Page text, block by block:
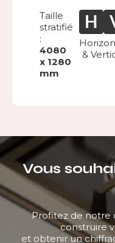
Taille
stratifié
:
4080
x 1280
mm
&
Vous
Profitez de notre
construire
et obtenir un